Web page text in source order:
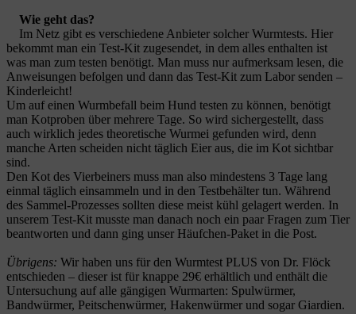
Wie geht das?
Im Netz gibt es verschiedene Anbieter solcher Wurmtests. Hier
bekommt man ein Test-Kit zugesendet, in dem alles enthalten ist
was man zum testen benötigt. Man muss nur aufmerksam lesen, die
Anweisungen befolgen und dann das Test-Kit zum Labor senden –
Kinderleicht!
Um auf einen Wurmbefall beim Hund testen zu können, benötigt
man Kotproben über mehrere Tage. So wird sichergestellt, dass
auch wirklich jedes theoretische Wurmei gefunden wird, denn
manche Arten scheiden nicht täglich Eier aus, die im Kot sichtbar
sind.
Den Kot des Vierbeiners muss man also mindestens 3 Tage lang
einmal täglich einsammeln und in den Testbehälter tun. Während
des Sammel-Prozesses sollten diese meist kühl gelagert werden. In
unserem Test-Kit musste man danach noch ein paar Fragen zum Tier
beantworten und dann ging unser Häufchen-Paket in die Post.
Übrigens: Wir haben uns für den Wurmtest PLUS von Dr. Flöck
entschieden – dieser ist für knappe 29€ erhältlich und enthält die
Untersuchung auf alle gängigen Wurmarten: Spulwürmer,
Bandwürmer, Peitschenwürmer, Hakenwürmer und sogar Giardien.